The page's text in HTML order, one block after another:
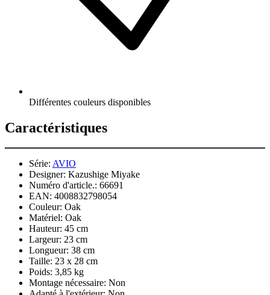
Différentes couleurs disponibles
Caractéristiques
Série: AVIO
Designer: Kazushige Miyake
Numéro d'article.: 66691
EAN: 4008832798054
Couleur: Oak
Matériel: Oak
Hauteur: 45 cm
Largeur: 23 cm
Longueur: 38 cm
Taille: 23 x 28 cm
Poids: 3,85 kg
Montage nécessaire: Non